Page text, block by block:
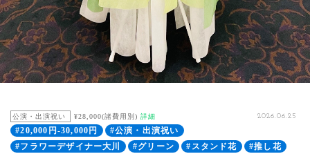
公演・出演祝い ¥28,000(諸費用別) 詳細 2026.06.25
#20,000円-30,000円
#公演・出演祝い
#フラワーデザイナー大川
#グリーン #スタンド花
#推し花